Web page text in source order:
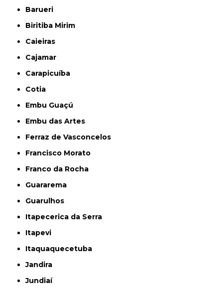
Barueri
Biritiba Mirim
Caieiras
Cajamar
Carapicuíba
Cotia
Embu Guaçú
Embu das Artes
Ferraz de Vasconcelos
Francisco Morato
Franco da Rocha
Guararema
Guarulhos
Itapecerica da Serra
Itapevi
Itaquaquecetuba
Jandira
Jundiaí